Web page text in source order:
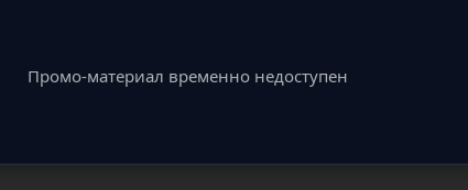
Промо-материал временно недоступен